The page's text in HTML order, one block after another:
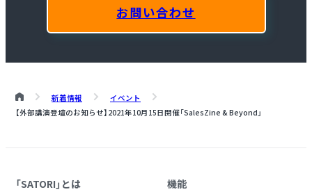
お問い合わせ
新着情報
イベント
【外部講演登壇のお知らせ】 2021年10月15日開催「SalesZine & Beyond」
「SATORI」とは 機能